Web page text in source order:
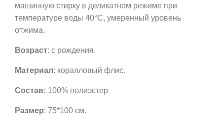
машинную стирку в деликатном режиме при
температуре воды 40°С, умеренный уровень
отжима.
Возраст: c рождения.
Материал: коралловый флис.
Состав: 100% полиэстер
Размер: 75*100 см.